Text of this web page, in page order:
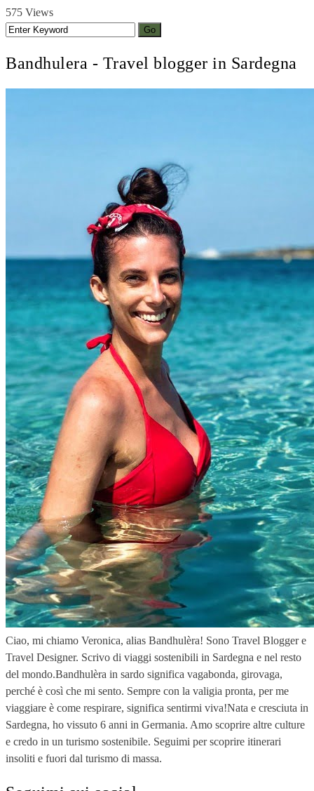
575 Views
Bandhulera - Travel blogger in Sardegna
Ciao, mi chiamo Veronica, alias Bandhulèra! Sono Travel Blogger e
Travel Designer. Scrivo di viaggi sostenibili in Sardegna e nel resto
del mondo.Bandhulèra in sardo significa vagabonda, girovaga,
perché è così che mi sento. Sempre con la valigia pronta, per me
viaggiare è come respirare, significa sentirmi viva!Nata e cresciuta in
Sardegna, ho vissuto 6 anni in Germania. Amo scoprire altre culture
e credo in un turismo sostenibile. Seguimi per scoprire itinerari
insoliti e fuori dal turismo di massa.